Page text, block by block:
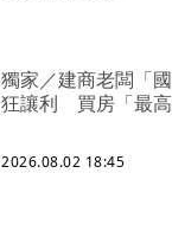
獨家／建商老闆「
狂讓利 買房「最高
2026.08.02 18:45